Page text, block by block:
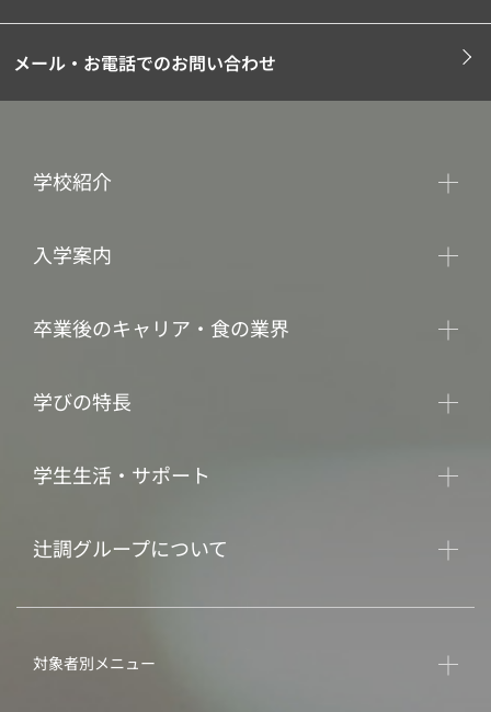
メール・お電話でのお問い合わせ
学校紹介
入学案内
卒業後のキャリア・食の業界
学びの特長
学生生活・サポート
辻調グループについて
対象者別メニュー